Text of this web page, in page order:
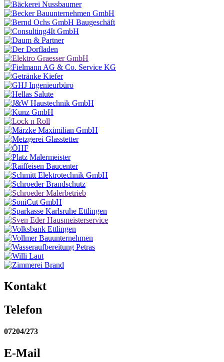
Kontakt
Telefon
07204/273
E-Mail